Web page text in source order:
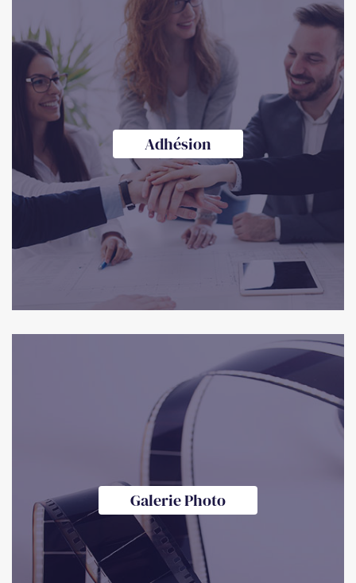
Adhésion
Galerie Photo